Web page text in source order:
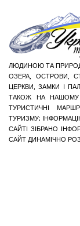
ЛЮДИНОЮ ТА
ОЗЕРА, ОСТРОВИ,
ЦЕРКВИ, ЗАМКИ І
ТАКОЖ НА НАШОМУ
ТУРИСТИЧНІ
ТУРИЗМУ;
САЙТІ ЗІБРАНО
САЙТ ДИНАМІЧНО